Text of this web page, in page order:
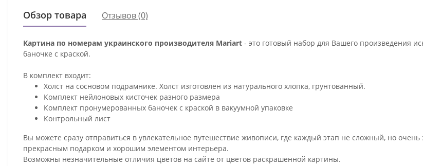
Обзор товара Отзывов (0)
Картина по номерам украинского производителя Mariart - это готовый набор для Вашего произведения
баночке с краской.
В комплект входит:
Холст на сосновом подрамнике. Холст изготовлен из натурального хлопка, грунтованный.
Комплект нейлоновых кисточек разного размера
Комплект пронумерованных баночек с краской в вакуумной упаковке
Контрольный лист
Вы можете сразу отправиться в увлекательное путешествие живописи, где каждый этап не сложный, но
прекрасным подарком и хорошим элементом интерьера.
Возможны незначительные отличия цветов на сайте от цветов раскрашенной картины.